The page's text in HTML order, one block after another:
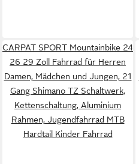
CARPAT SPORT Mountainbike 24
26 29 Zoll Fahrrad für Herren
Damen, Mädchen und Jungen, 21
Gang Shimano TZ Schaltwerk,
Kettenschaltung, Aluminium
Rahmen, Jugendfahrrad MTB
Hardtail Kinder Fahrrad